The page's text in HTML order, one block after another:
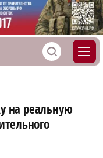
S
на реальную